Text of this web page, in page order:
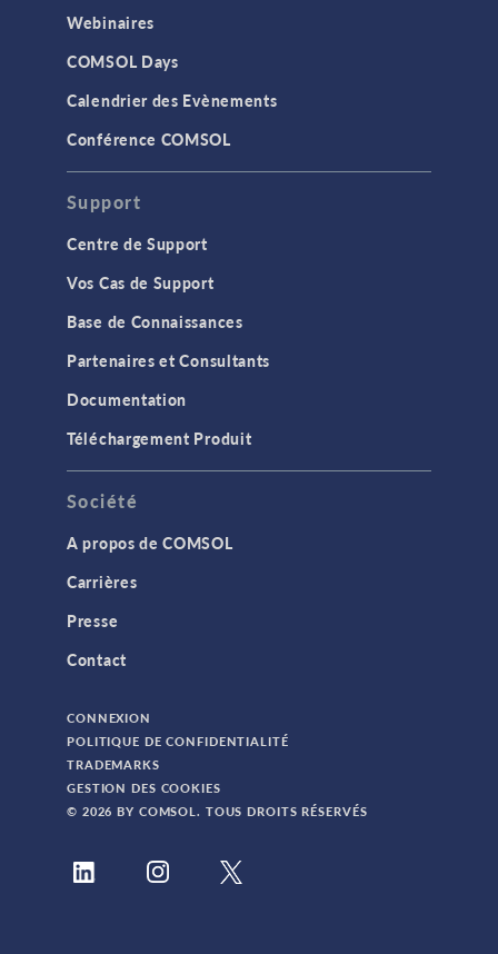
Webinaires
COMSOL Days
Calendrier des Evènements
Conférence COMSOL
Support
Centre de Support
Vos Cas de Support
Base de Connaissances
Partenaires et Consultants
Documentation
Téléchargement Produit
Société
A propos de COMSOL
Carrières
Presse
Contact
CONNEXION
POLITIQUE DE CONFIDENTIALITÉ
TRADEMARKS
GESTION DES COOKIES
© 2026 BY COMSOL. TOUS DROITS RÉSERVÉS